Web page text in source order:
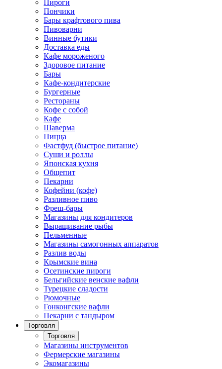
Пироги
Пончики
Бары крафтового пива
Пивоварни
Винные бутики
Доставка еды
Кафе мороженого
Здоровое питание
Бары
Кафе-кондитерские
Бургерные
Рестораны
Кофе с собой
Кафе
Шаверма
Пицца
Фастфуд (быстрое питание)
Суши и роллы
Японская кухня
Общепит
Пекарни
Кофейни (кофе)
Разливное пиво
Фреш-бары
Магазины для кондитеров
Выращивание рыбы
Пельменные
Магазины самогонных аппаратов
Разлив воды
Крымские вина
Осетинские пироги
Бельгийские венские вафли
Турецкие сладости
Рюмочные
Гонконгские вафли
Пекарни с тандыром
Торговля
Торговля
Магазины инструментов
Фермерские магазины
Экомагазины